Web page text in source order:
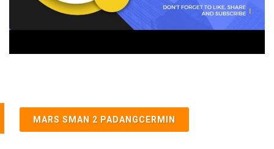
MARS SMAN 2 PADANGCERMIN